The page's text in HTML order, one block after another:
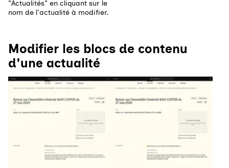
"Actualités" en cliquant sur le
nom de l'actualité à modifier.
Modifier les blocs de contenu
d'une actualité
Agrandir Agrandir l'image